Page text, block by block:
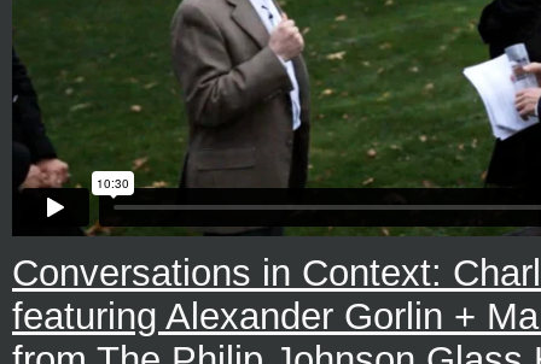
Conversations in Context:
featuring Alexander Gorlin +